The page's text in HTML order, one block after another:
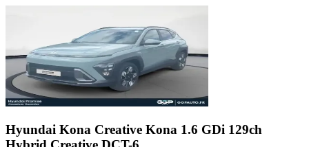
Hyundai Kona Creative Kona 1.6 GDi 129ch